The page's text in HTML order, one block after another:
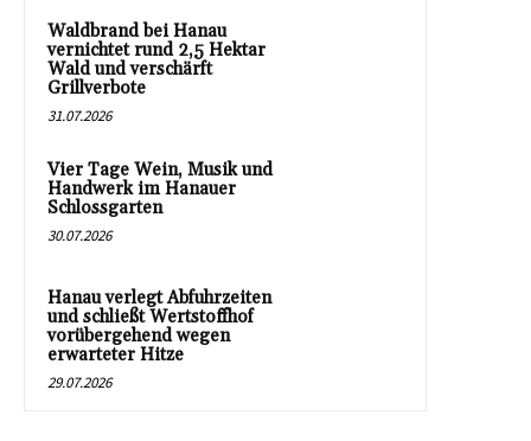
Waldbrand bei Hanau
vernichtet rund 2,5 Hektar
Wald und verschärft
Grillverbote
31.07.2026
Vier Tage Wein, Musik und
Handwerk im Hanauer
Schlossgarten
30.07.2026
Hanau verlegt Abfuhrzeiten
und schließt Wertstoffhof
vorübergehend wegen
erwarteter Hitze
29.07.2026